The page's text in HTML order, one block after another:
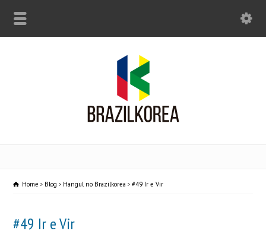
Home Blog Hangul no Brazilkorea #49 Ir e Vir
#49 Ir e Vir